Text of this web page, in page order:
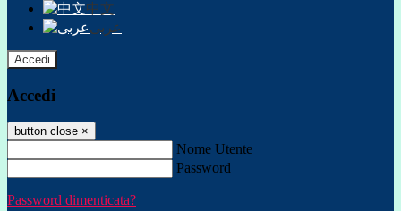
中文
عربى
Accedi
Accedi
button close ×
Nome Utente
Password
Password dimenticata?